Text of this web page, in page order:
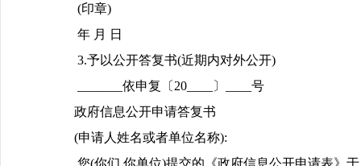
(印章)
年 月 日
3.予以公开答复书(近期内对外公开)
_______依申复〔20____〕____号
政府信息公开申请答复书
(申请人姓名或者单位名称):
您(你们,你单位)提交的《政府信息公开申请表》于